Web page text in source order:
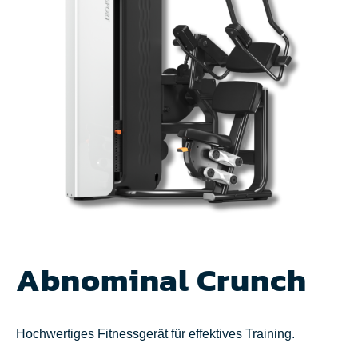
Abnominal Crunch
Hochwertiges Fitnessgerät für effektives Training.